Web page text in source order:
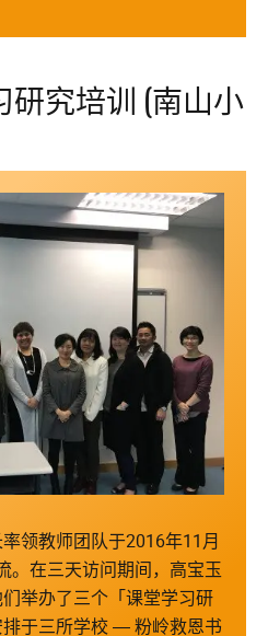
究培训 (南山小
领教师团队于2016年11月
。在三天访问期间，高宝玉
举办了三个「课堂学习研
于三所学校 ― 粉岭救恩书